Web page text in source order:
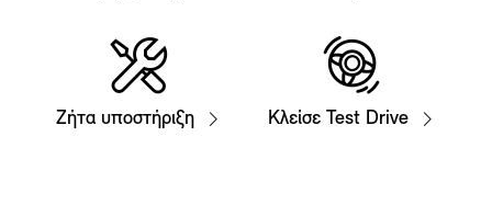
Ζήτα υποστήριξη Κλείσε Test Drive